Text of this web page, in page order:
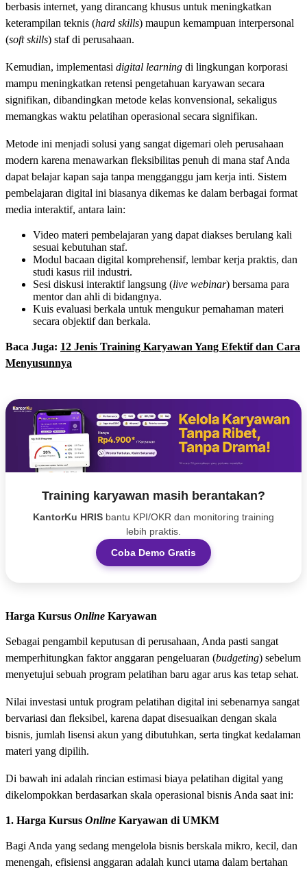
berbasis internet, yang dirancang khusus untuk meningkatkan
keterampilan teknis (hard skills) maupun kemampuan interpersonal
(soft skills) staf di perusahaan.
Kemudian, implementasi digital learning di lingkungan korporasi
mampu meningkatkan retensi pengetahuan karyawan secara
signifikan, dibandingkan metode kelas konvensional, sekaligus
memangkas waktu pelatihan operasional secara signifikan.
Metode ini menjadi solusi yang sangat digemari oleh perusahaan
modern karena menawarkan fleksibilitas penuh di mana staf Anda
dapat belajar kapan saja tanpa mengganggu jam kerja inti. Sistem
pembelajaran digital ini biasanya dikemas ke dalam berbagai format
media interaktif, antara lain:
Video materi pembelajaran yang dapat diakses berulang kali
sesuai kebutuhan staf.
Modul bacaan digital komprehensif, lembar kerja praktis, dan
studi kasus riil industri.
Sesi diskusi interaktif langsung (live webinar) bersama para
mentor dan ahli di bidangnya.
Kuis evaluasi berkala untuk mengukur pemahaman materi
secara objektif dan berkala.
Baca Juga: 12 Jenis Training Karyawan Yang Efektif dan Cara
Menyusunnya
Training karyawan masih berantakan?
KantorKu HRIS bantu KPI/OKR dan monitoring training
lebih praktis.
Coba Demo Gratis
Harga Kursus Online Karyawan
Sebagai pengambil keputusan di perusahaan, Anda pasti sangat
memperhitungkan faktor anggaran pengeluaran (budgeting) sebelum
menyetujui sebuah program pelatihan baru agar arus kas tetap sehat.
Nilai investasi untuk program pelatihan digital ini sebenarnya sangat
bervariasi dan fleksibel, karena dapat disesuaikan dengan skala
bisnis, jumlah lisensi akun yang dibutuhkan, serta tingkat kedalaman
materi yang dipilih.
Di bawah ini adalah rincian estimasi biaya pelatihan digital yang
dikelompokkan berdasarkan skala operasional bisnis Anda saat ini:
1. Harga Kursus Online Karyawan di UMKM
Bagi Anda yang sedang mengelola bisnis berskala mikro, kecil, dan
menengah, efisiensi anggaran adalah kunci utama dalam bertahan